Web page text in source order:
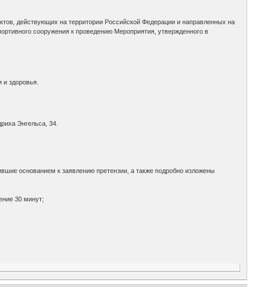
действующих на территории Российской Федерации и направленных на
сооружения к проведению Мероприятия, утвержденного в
здоровья.
Энгельса, 34.
основанием к заявлению претензии, а также подробно изложены
30 минут;